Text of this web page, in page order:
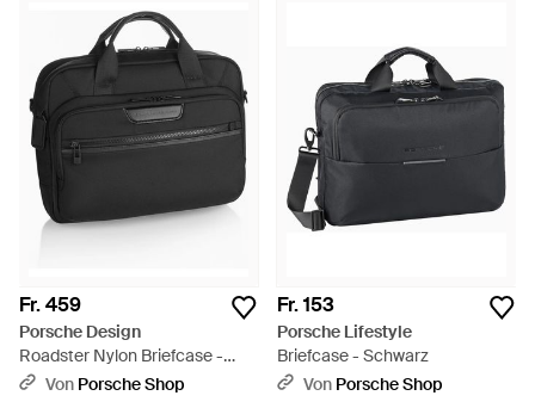
Fr. 459
Porsche Design
Roadster Nylon Briefcase -
Schwarz
Von Porsche Shop
Fr. 153
Porsche Lifestyle
Briefcase - Schwarz
Von Porsche Shop